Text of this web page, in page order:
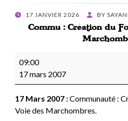
POSTED
17 JANVIER 2026 BY
Commu : Création du
Commu
09:00
17 mars 2007
17 Mars 2007 :Communauté :
Voie des Marchombres.